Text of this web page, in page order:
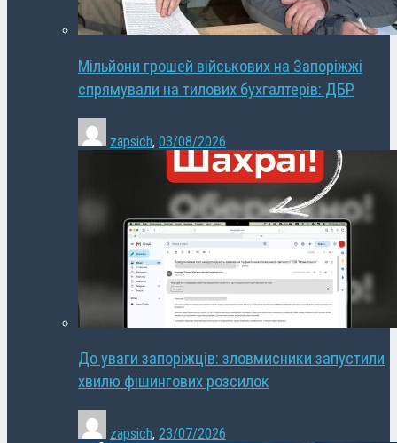
Мільйони грошей військових на Запоріжжі
спрямували на тилових бухгалтерів: ДБР
zapsich, 03/08/2026
До уваги запоріжців: зловмисники запустили
хвилю фішингових розсилок
zapsich, 23/07/2026